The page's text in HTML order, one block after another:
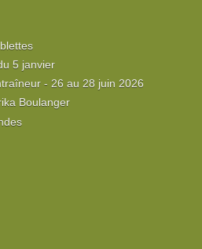
5 janvier
- 26 au 28 juin 2026
Boulanger